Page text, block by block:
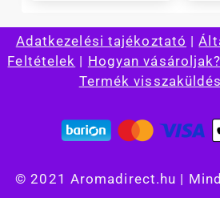
Adatkezelési tajékoztató |
Feltételek | Hogyan vásároljak?
Termék visszaküldés
© 2021 Aromadirect.hu |